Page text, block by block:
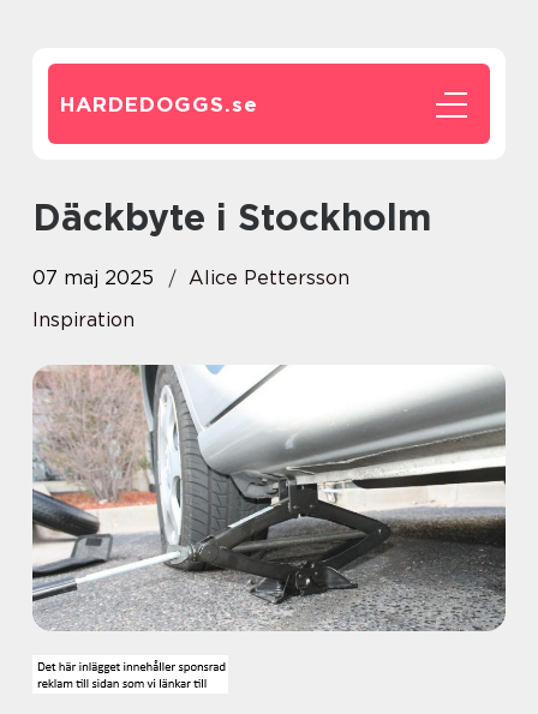
HARDEDOGGS.se
Däckbyte i Stockholm
07 maj 2025
Alice Pettersson
Inspiration